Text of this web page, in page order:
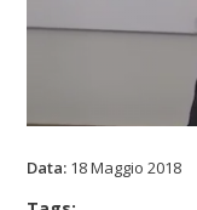
Data: 18 Maggio 2018